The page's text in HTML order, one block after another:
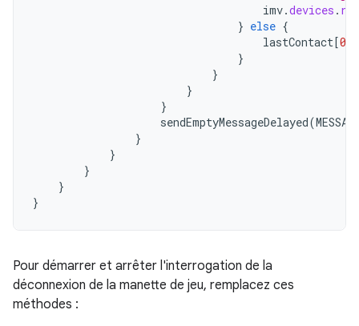
imv.devices .
} else {
lastContact[0
}
}
}
}
sendEmptyMessageDelayed(
}
}
}
}
}
Pour démarrer et arrêter l'interrogation de la
déconnexion de la manette de jeu, remplacez ces
méthodes :